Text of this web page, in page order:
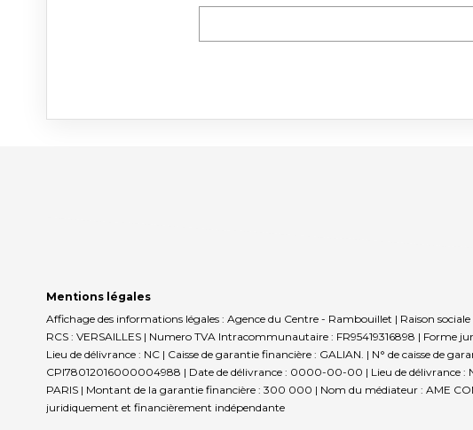
Mentions légales
Affichage des informations légales : Agence du Centre - Rambouillet | Raison
RCS : VERSAILLES | Numero TVA Intracommunautaire : FR95419316898 | Forme
Lieu de délivrance : NC | Caisse de garantie financière : GALIAN. | N° de caisse de
CPI78012016000004988 | Date de délivrance : 0000-00-00 | Lieu de délivrance :
PARIS | Montant de la garantie financière : 300 000 | Nom du médiateur : AME
juridiquement et financièrement indépendante